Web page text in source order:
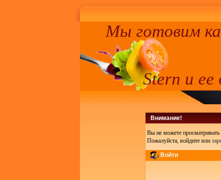
Мы готовим
Stern и ее
Внимание!
Вы не можете просматривать
Пожалуйста, войдите или
Войти